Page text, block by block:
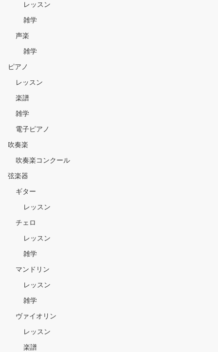
レッスン
雑学
声楽
雑学
ピアノ
レッスン
楽譜
雑学
電子ピアノ
吹奏楽
吹奏楽コンクール
弦楽器
ギター
レッスン
チェロ
レッスン
雑学
マンドリン
レッスン
雑学
ヴァイオリン
レッスン
楽譜